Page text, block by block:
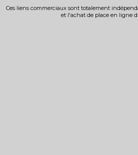
Ces liens commerciaux sont totalement
et l'achat de place en ligne